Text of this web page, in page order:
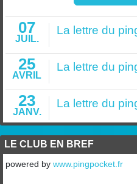
07
JUIL.
La lettre du
25
AVRIL
La lettre du
23
JANV.
La lettre du
LE CLUB EN BREF
powered by www.pingpocket.fr